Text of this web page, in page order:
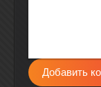
Добавить